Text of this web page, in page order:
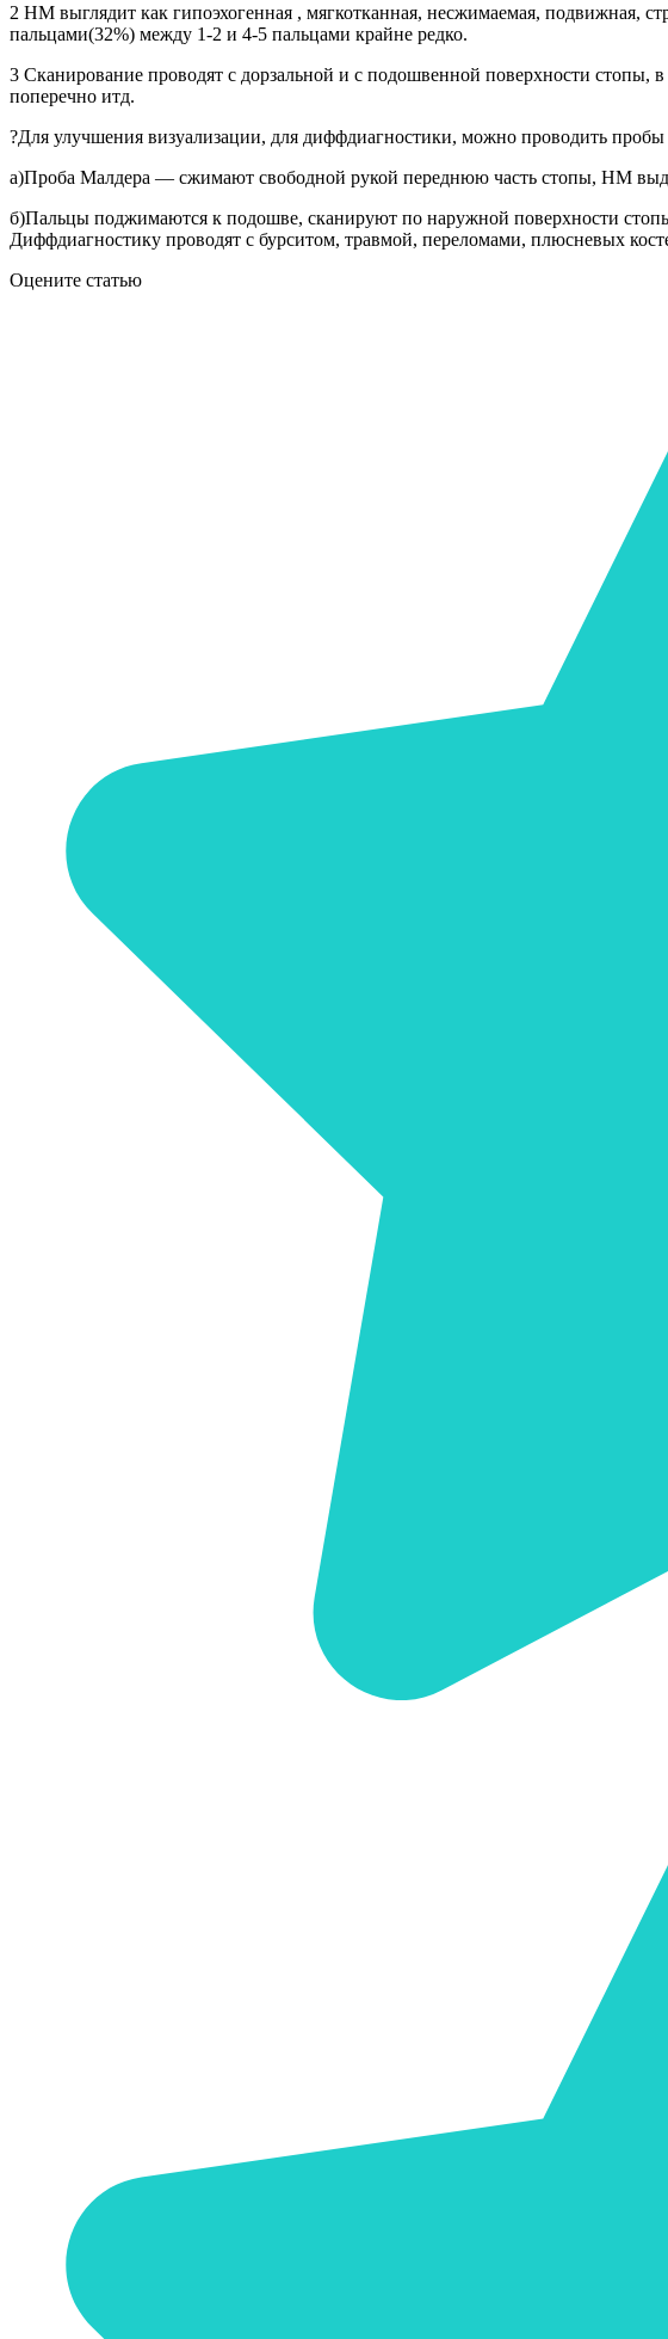
2 НМ выглядит как гипоэхогенная , мягкотканная, несжимаемая, подвижная,
пальцами(32%) между 1-2 и 4-5 пальцами крайне редко.
3 Сканирование проводят с дорзальной и с подошвенной поверхности
поперечно итд.
?Для улучшения визуализации, для диффдиагностики, можно проводить пробы
а)Проба Малдера — сжимают свободной рукой переднюю часть стопы, НМ
б)Пальцы поджимаются к подошве, сканируют по наружной поверхности
Диффдиагностику проводят с бурситом, травмой, переломами, плюсневых
Оцените статью